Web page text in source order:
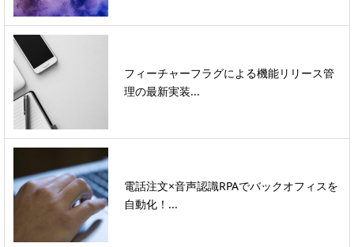
フィーチャーフラグによる機能リリース管
理の最新実装...
電話注文×音声認識RPAでバックオフィスを
自動化！...